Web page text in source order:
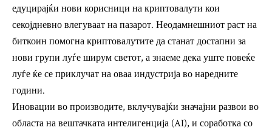
едуцирајќи нови корисници на криптовалути кои
секојдневно влегуваат на пазарот. Неодамнешниот раст на
биткоин помогна криптовалутите да станат достапни за
нови групи луѓе ширум светот, а знаеме дека уште повеќе
луѓе ќе се приклучат на оваа индустрија во наредните
години.
Иновации во производите, вклучувајќи значајни развои во
областа на вештачката интелигенција (AI), и соработка со